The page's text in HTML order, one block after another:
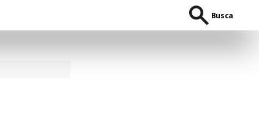
Busca